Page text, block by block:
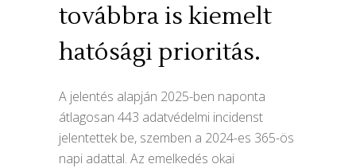
továbbra is kiemelt
hatósági prioritás.
A jelentés alapján 2025-ben naponta
átlagosan 443 adatvédelmi incidenst
jelentettek be, szemben a 2024-es 365-ös
napi adattal. Az emelkedés okai